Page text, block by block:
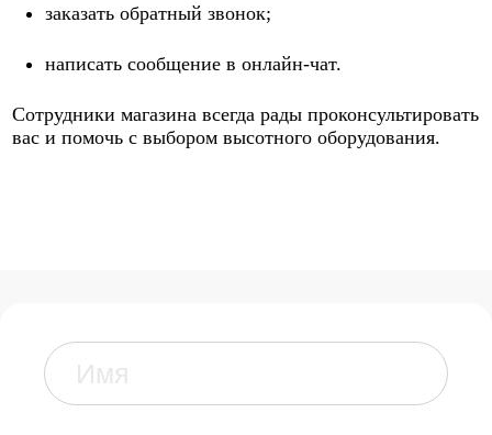
заказать обратный звонок;
написать сообщение в онлайн-чат.
Сотрудники магазина всегда рады проконсультировать
вас и помочь с выбором высотного оборудования.